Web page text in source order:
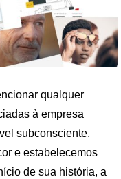
qualquer
à empresa
subconsciente,
e estabelecemos
de sua história, a